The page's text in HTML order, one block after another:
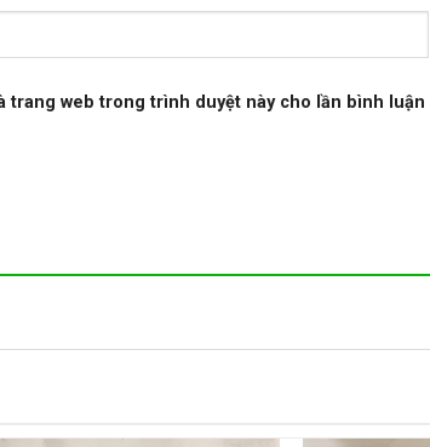
trang web trong trình duyệt này cho lần bình luận